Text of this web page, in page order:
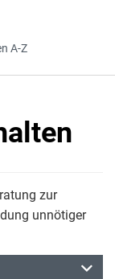
A-Z
zur
unnötiger